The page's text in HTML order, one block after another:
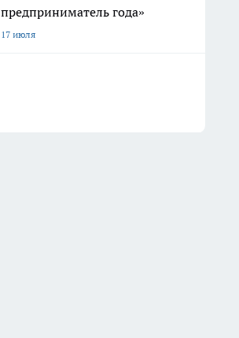
предприниматель года»
17 июля